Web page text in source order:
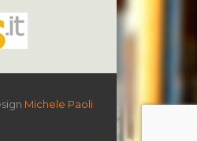
Michele Paoli